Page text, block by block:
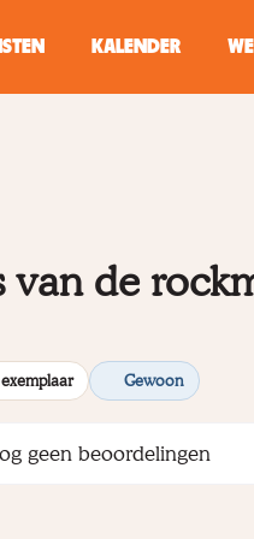
KALENDER
Typ minstens 2
van de
Gewoon
geen beoordelingen